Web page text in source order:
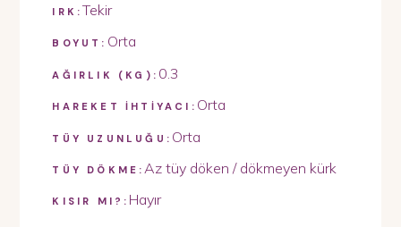
IRK: Tekir
BOYUT: Orta
AĞIRLIK (KG): 0.3
HAREKET İHTİYACI: Orta
TÜY UZUNLUĞU: Orta
TÜY DÖKME:Az tüy döken / dökmeyen kürk
KISIR MI?: Hayır